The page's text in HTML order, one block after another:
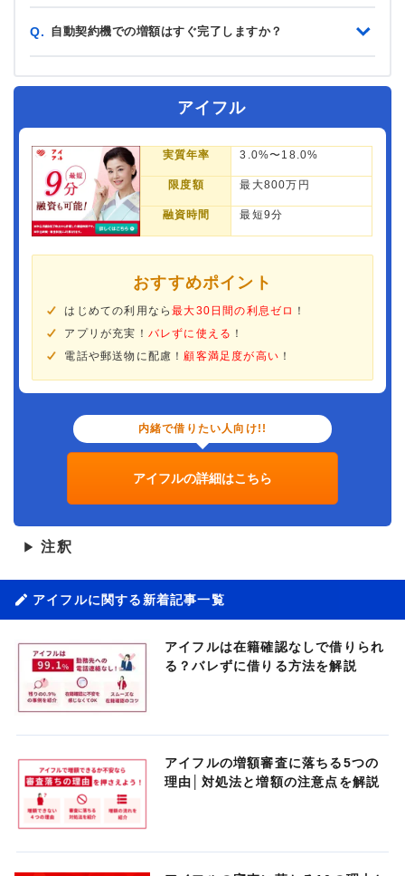
Q. 自動契約機での増額はすぐ完了しますか？
アイフル
実質年率 3.0%〜18.0%
限度額 最大800万円
融資時間 最短9分
おすすめポイント
はじめての利用なら最大30日間の利息ゼロ ！
アプリが充実！ バレずに使える ！
電話や郵送物に配慮！ 顧客満足度が高い ！
内緒で借りたい人向け!!
アイフルの詳細はこちら
▶ 注釈
アイフルに関する新着記事一覧
アイフルは在籍確認なしで借りられ
る？バレずに借りる方法を解説
アイフルの増額審査に落ちる5つの
理由│対処法と増額の注意点を解説